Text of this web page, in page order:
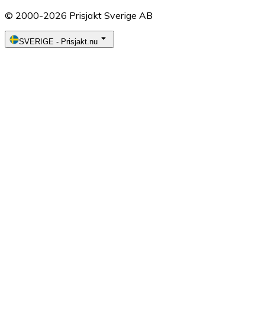
© 2000-2026 Prisjakt Sverige AB
SVERIGE - Prisjakt.nu